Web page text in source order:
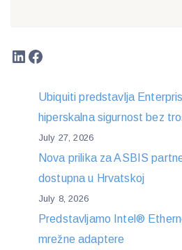
LinkedIn
Facebook
Ubiquiti predstavlja
hiperskalna sigurnost bez
July 27, 2026
Nova prilika za ASBIS
dostupna u Hrvatskoj
July 8, 2026
Predstavljamo Intel®
mrežne adaptere